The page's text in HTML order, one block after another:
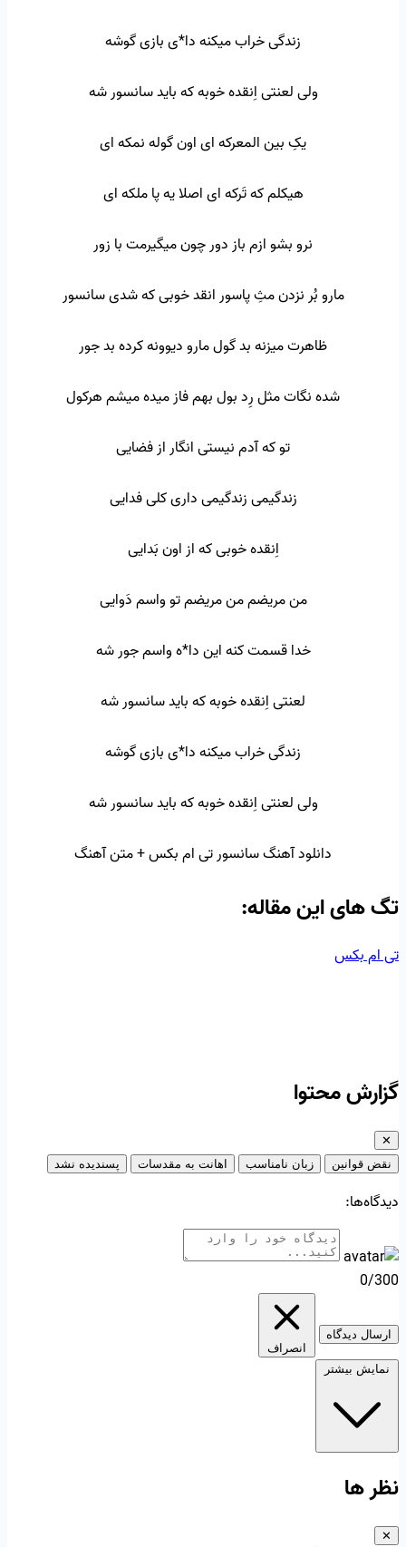
زندگی خراب میکنه دا*ی بازی گوشه
ولی لعنتی اِنقده خوبه که باید سانسور شه
یکِ بین المعرکه ای اون گوله نمکه ای
هیکلم که تَرکه ای اصلا یه پا ملکه ای
نرو بشو ازم باز دور چون میگیرمت با زور
مارو بُر نزدن مثِ پاسور انقد خوبی که شدی سانسور
ظاهرت میزنه بد گول مارو دیوونه کرده بد جور
شده نگات مثل رِد بول بهم فاز میده میشم هرکول
تو که آدم نیستی انگار از فضایی
زندگیمی زندگیمی داری کلی فدایی
اِنقده خوبی که از اون بَدایی
من مریضم من مریضم تو واسم دَوایی
خدا قسمت کنه این دا*ه واسم جور شه
لعنتی اِنقده خوبه که باید سانسور شه
زندگی خراب میکنه دا*ی بازی گوشه
ولی لعنتی اِنقده خوبه که باید سانسور شه
دانلود آهنگ سانسور تی ام بکس + متن آهنگ
تگ‌ های این مقاله:
تی ام بکس
گزارش محتوا
✕
نقض قوانین
زبان نامناسب اهانت به مقدسات پسندیده نشد
دیدگاه‌ها:
0/300
ارسال دیدگاه
انصراف
نمایش بیشتر
نظر ها
✕